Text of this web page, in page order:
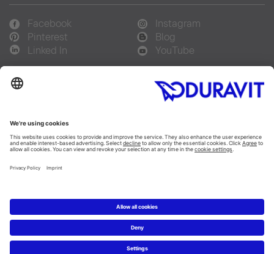
Facebook
Instagram
Pinterest
Blog
Linked In
YouTube
Français
Italiano
Copyright © 2026 Duravit AG
Impressum|Hinweisgebersystem|
|Datenschutzerklärung
Cookie Einstellungen